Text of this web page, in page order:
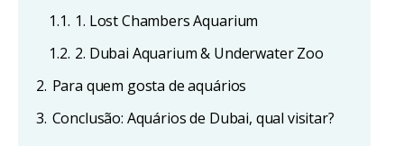
1.1. 1. Lost Chambers Aquarium
1.2. 2. Dubai Aquarium & Underwater Zoo
2. Para quem gosta de aquários
3. Conclusão: Aquários de Dubai, qual visitar?